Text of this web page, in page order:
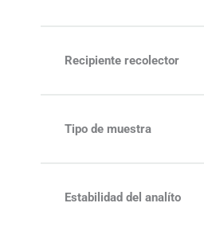
Recipiente recolector
Tipo de muestra
Estabilidad del analíto